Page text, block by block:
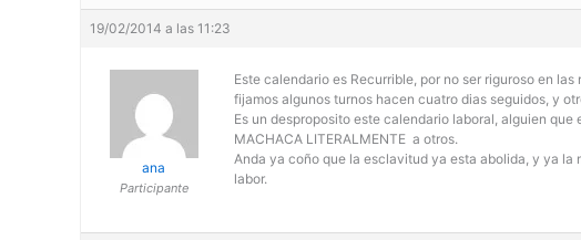
19/02/2014 a las 11:23
ana
Participante
Este calendario es Recurrible, por no ser riguroso en
fijamos algunos turnos hacen cuatro dias seguidos, y
Es un desproposito este calendario laboral, alguien
MACHACA LITERALMENTE a otros.
Anda ya coño que la esclavitud ya esta abolida, y ya
labor.